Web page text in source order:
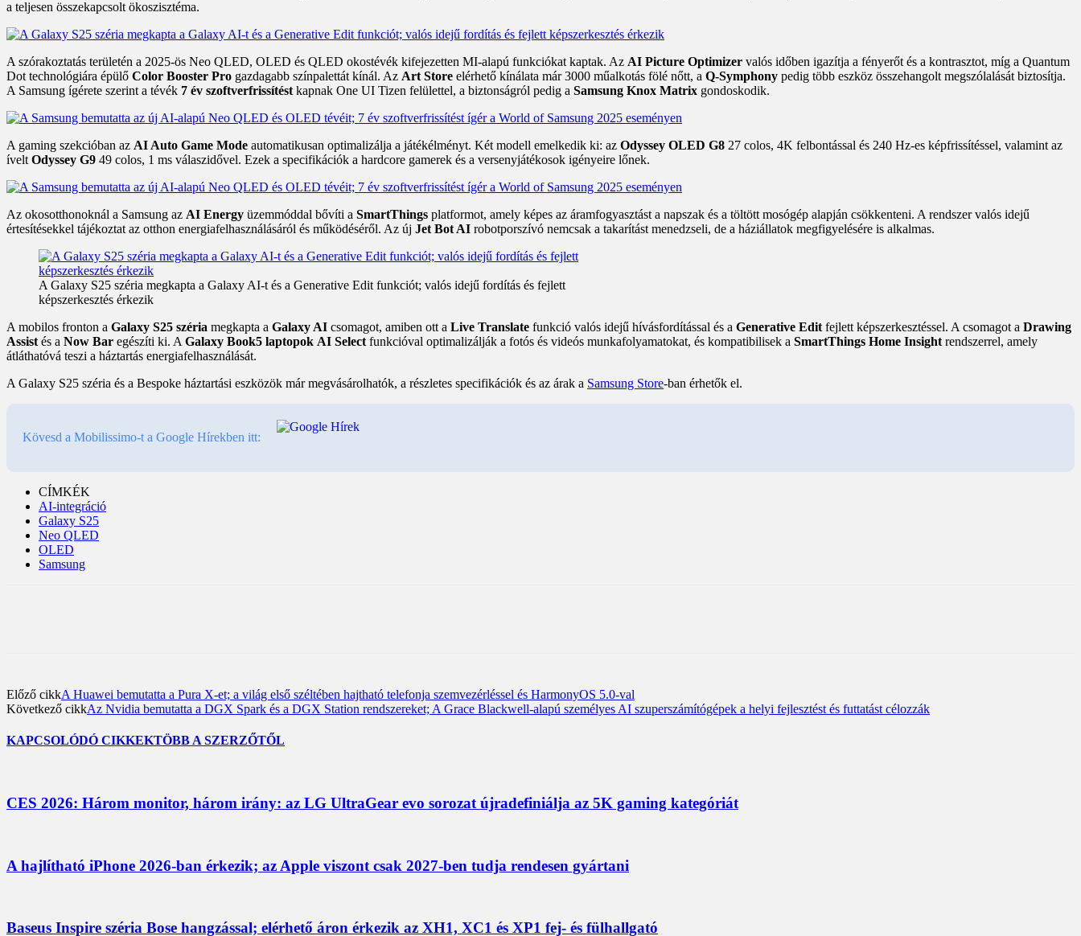
a teljesen összekapcsolt ökoszisztéma.
A szórakoztatás területén a 2025-ös Neo QLED, OLED és QLED okostévék kifejezetten MI-alapú funkciókat kaptak. Az AI Picture Optimizer valós időben igazítja a fényerőt és a kontrasztot, míg a Quantum
Dot technológiára épülő Color Booster Pro gazdagabb színpalettát kínál. Az Art Store elérhető kínálata már 3000 műalkotás fölé nőtt, a Q-Symphony pedig több eszköz összehangolt megszólalását biztosítja.
A Samsung ígérete szerint a tévék 7 év szoftverfrissítést kapnak One UI Tizen felülettel, a biztonságról pedig a Samsung Knox Matrix gondoskodik.
A gaming szekcióban az AI Auto Game Mode automatikusan optimalizálja a játékélményt. Két modell emelkedik ki: az Odyssey OLED G8 27 colos, 4K felbontással és 240 Hz-es képfrissítéssel, valamint az
ívelt Odyssey G9 49 colos, 1 ms válaszidővel. Ezek a specifikációk a hardcore gamerek és a versenyjátékosok igényeire lőnek.
Az okosotthonoknál a Samsung az AI Energy üzemmóddal bővíti a SmartThings platformot, amely képes az áramfogyasztást a napszak és a töltött mosógép alapján csökkenteni. A rendszer valós idejű
értesítésekkel tájékoztat az otthon energiafelhasználásáról és működéséről. Az új Jet Bot AI robotporszívó nemcsak a takarítást menedzseli, de a háziállatok megfigyelésére is alkalmas.
A Galaxy S25 széria megkapta a Galaxy AI-t és a Generative Edit funkciót; valós idejű fordítás és fejlett
képszerkesztés érkezik
A mobilos fronton a Galaxy S25 széria megkapta a Galaxy AI csomagot, amiben ott a Live Translate funkció valós idejű hívásfordítással és a Generative Edit fejlett képszerkesztéssel. A csomagot a Drawing
Assist és a Now Bar egészíti ki. A Galaxy Book5 laptopok AI Select funkcióval optimalizálják a fotós és videós munkafolyamatokat, és kompatibilisek a SmartThings Home Insight rendszerrel, amely
átláthatóvá teszi a háztartás energiafelhasználását.
A Galaxy S25 széria és a Bespoke háztartási eszközök már megvásárolhatók, a részletes specifikációk és az árak a Samsung Store-ban érhetők el.
Kövesd a Mobilissimo-t a Google Hírekben itt:
CÍMKÉK
AI-integráció
Galaxy S25
Neo QLED
OLED
Samsung
Előző cikkA Huawei bemutatta a Pura X-et; a világ első széltében hajtható telefonja szemvezérléssel és HarmonyOS 5.0-val
Következő cikkAz Nvidia bemutatta a DGX Spark és a DGX Station rendszereket; A Grace Blackwell-alapú személyes AI szuperszámítógépek a helyi fejlesztést és futtatást célozzák
KAPCSOLÓDÓ CIKKEKTÖBB A SZERZŐTŐL
CES 2026: Három monitor, három irány: az LG UltraGear evo sorozat újradefiniálja az 5K gaming kategóriát
A hajlítható iPhone 2026-ban érkezik; az Apple viszont csak 2027-ben tudja rendesen gyártani
Baseus Inspire széria Bose hangzással; elérhető áron érkezik az XH1, XC1 és XP1 fej- és fülhallgató